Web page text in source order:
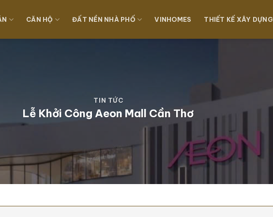
CĂN HỘ ĐẤT NỀN NHÀ PHỐ VINHOMES THIẾT KẾ XÂY DỰNG
TIN TỨC
Lễ Khởi Công Aeon Mall Cần Thơ